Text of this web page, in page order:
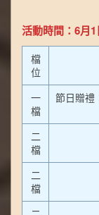
活動時間：6月
檔
位
一
檔
節日贈禮
二
檔
二
檔